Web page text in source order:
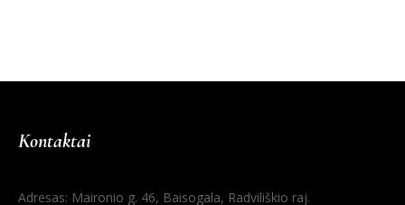
Kontaktai
Adresas: Maironio g. 46, Baisogala, Radviliškio raj.